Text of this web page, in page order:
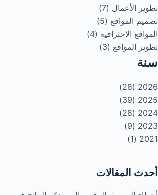
تطوير الأعمال (7)
تصميم المواقع (5)
المواقع الاحترافية (4)
تطوير المواقع (3)
سنة
2026 (28)
2025 (39)
2024 (28)
2023 (9)
2021 (1)
أحدث المقالات